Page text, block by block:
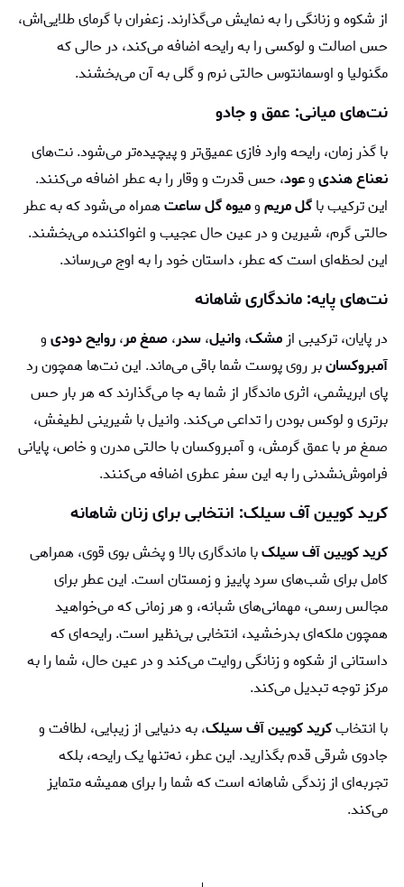
از شکوه و زنانگی را به نمایش می‌گذارند. زعفران با گرمای طلایی‌اش،
حس اصالت و لوکسی را به رایحه اضافه می‌کند، در حالی که
مگنولیا و اوسمانتوس حالتی نرم و گلی به آن می‌بخشند.
نت‌های میانی: عمق و جادو
با گذر زمان، رایحه وارد فازی عمیق‌تر و پیچیده‌تر می‌شود. نت‌های
نعناع هندیوعود، حس قدرت و وقار را به عطر اضافه می‌کنند.
این ترکیب باگل مریمومیوه گل ساعتهمراه می‌شود که به عطر
حالتی گرم، شیرین و در عین حال عجیب و اغواکننده می‌بخشند.
این لحظه‌ای است که عطر، داستان خود را به اوج می‌رساند.
نت‌های پایه: ماندگاری شاهانه
در پایان، ترکیبی از مشک،وانیل،سدر،صمغ مر،روایح دودیو
آمبروکسانبر روی پوست شما باقی می‌ماند. این نت‌ها همچون رد
پای ابریشمی، اثری ماندگار از شما به جا می‌گذارند که هر بار حس
برتری و لوکس بودن را تداعی می‌کند. وانیل با شیرینی لطیفش،
صمغ مر با عمق گرمش، و آمبروکسان با حالتی مدرن و خاص، پایانی
فراموش‌نشدنی را به این سفر عطری اضافه می‌کنند.
کرید کویین آف سیلک: انتخابی برای زنان شاهانه
کرید کویین آف سیلکبا ماندگاری بالا و پخش بوی قوی، همراهی
کامل برای شب‌های سرد پاییز و زمستان است. این عطر برای
مجالس رسمی، مهمانی‌های شبانه، و هر زمانی که می‌خواهید
همچون ملکه‌ای بدرخشید، انتخابی بی‌نظیر است. رایحه‌ای که
داستانی از شکوه و زنانگی روایت می‌کند و در عین حال، شما را به
مرکز توجه تبدیل می‌کند.
با انتخابکرید کویین آف سیلک، به دنیایی از زیبایی، لطافت و
جادوی شرقی قدم بگذارید. این عطر، نه‌تنها یک رایحه، بلکه
تجربه‌ای از زندگی شاهانه است که شما را برای همیشه متمایز
می‌کند.